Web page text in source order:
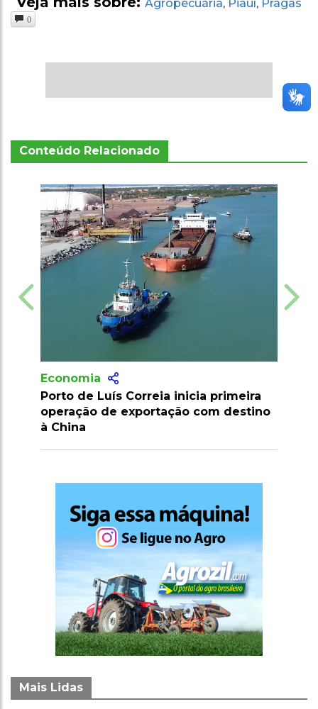
Agropecuária, Piauí, Pragas
0
Conteúdo Relacionado
inicia primeira
com destino
SLC Agrícola inaugura maior
algodoeira do Piauí com
Mais Lidas